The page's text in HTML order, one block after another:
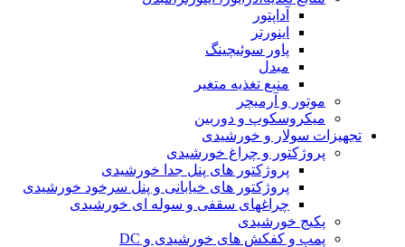
آداپتور
اینورتر
پاور سوئیچینگ
مبدل
منبع تغذیه متغیر
موتور و آرمیچر
میکروسکوپ و دوربین
تجهیزات سولار و خورشیدی
پروژکتور و چراغ خورشیدی
پروژکتور های پنل جدا خورشیدی
پروژکتور های خیابانی و پنل سرخود خورشیدی
چراغهای سقفی و سوله ای خورشیدی
پکیج خورشیدی
پمپ و کفکش های خورشیدی و DC